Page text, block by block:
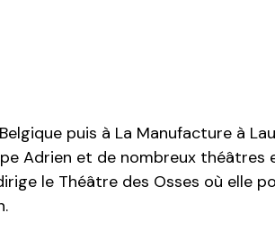
puis à La Manufacture à
Adrien et de nombreux théâtres
le Théâtre des Osses où elle